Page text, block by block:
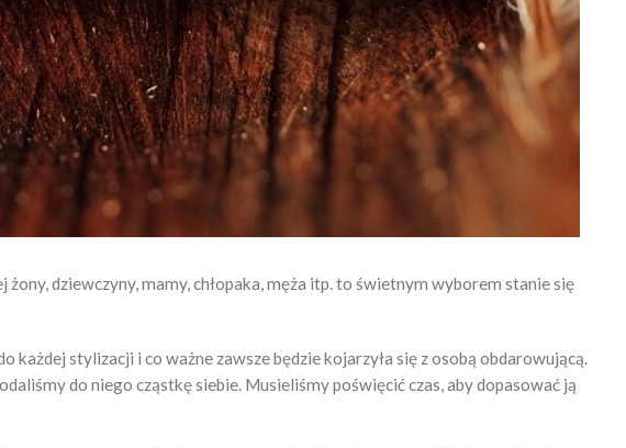
żony, dziewczyny, mamy, chłopaka, męża itp. to świetnym wyborem stanie się
każdej stylizacji i co ważne zawsze będzie kojarzyła się z osobą obdarowującą.
do niego cząstkę siebie. Musieliśmy poświęcić czas, aby dopasować ją